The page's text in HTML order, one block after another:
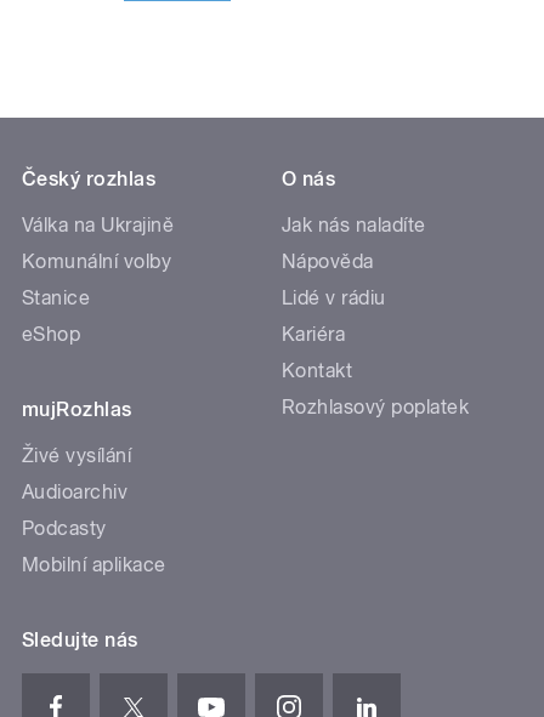
Český rozhlas
Válka na Ukrajině
Komunální volby
Stanice
eShop
mujRozhlas
Živé vysílání
Audioarchiv
Podcasty
Mobilní aplikace
O nás
Jak nás naladíte
Nápověda
Lidé v rádiu
Kariéra
Kontakt
Rozhlasový poplatek
Sledujte nás